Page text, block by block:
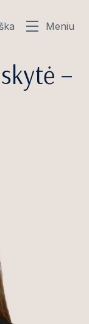
Meniu
–